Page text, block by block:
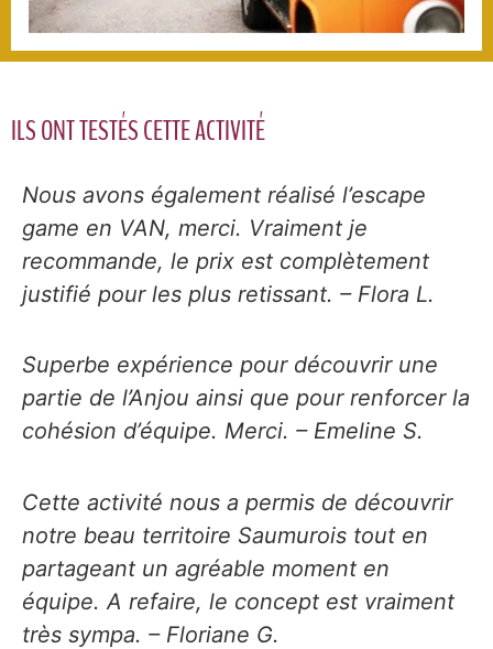
ILS ONT TESTÉS CETTE ACTIVITÉ
Nous avons également réalisé l’escape
game en VAN, merci. Vraiment je
recommande, le prix est complètement
justifié pour les plus retissant. – Flora L.
Superbe expérience pour découvrir une
partie de l’Anjou ainsi que pour renforcer la
cohésion d’équipe. Merci. – Emeline S.
Cette activité nous a permis de découvrir
notre beau territoire Saumurois tout en
partageant un agréable moment en
équipe. A refaire, le concept est vraiment
très sympa. – Floriane G.